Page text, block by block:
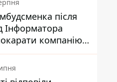
після
Інформатора
компанію-
ПриватБанку